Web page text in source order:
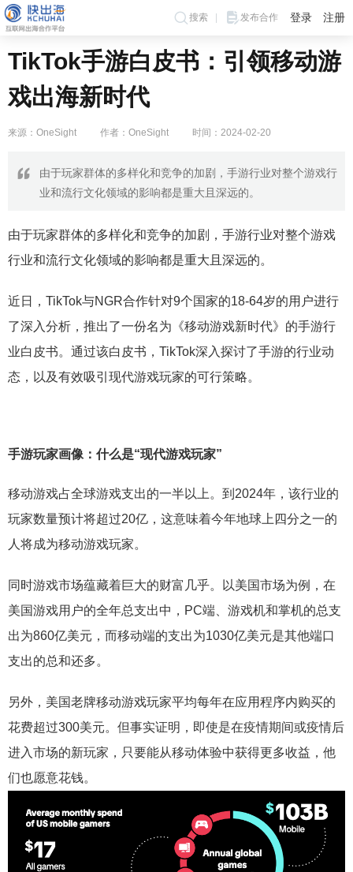
搜索 发布合作 登录 注册
TikTok手游白皮书：引领移动游
戏出海新时代
来源：OneSight 作者：OneSight 时间：2024-02-20
由于玩家群体的多样化和竞争的加剧，手游行业对整个游戏行
业和流行文化领域的影响都是重大且深远的。
由于玩家群体的多样化和竞争的加剧，手游行业对整个游戏
行业和流行文化领域的影响都是重大且深远的。
近日，TikTok与NGR合作针对9个国家的18-64岁的用户进行
了深入分析，推出了一份名为《移动游戏新时代》的手游行
业白皮书。通过该白皮书，TikTok深入探讨了手游的行业动
态，以及有效吸引现代游戏玩家的可行策略。
手游玩家画像： 什么是“现代游戏玩家”
移动游戏占全球游戏支出的一半以上。到2024年，该行业的
玩家数量预计将超过20亿，这意味着今年地球上四分之一的
人将成为移动游戏玩家。
同时游戏市场蕴藏着巨大的财富几乎。以美国市场为例，在
美国游戏用户的全年总支出中，PC端、游戏机和掌机的总支
出为860亿美元，而移动端的支出为1030亿美元是其他端口
支出的总和还多。
另外，美国老牌移动游戏玩家平均每年在应用程序内购买的
花费超过300美元。但事实证明，即使是在疫情期间或疫情后
进入市场的新玩家，只要能从移动体验中获得更多收益，他
们也愿意花钱。